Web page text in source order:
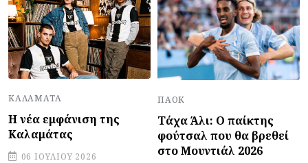
ΚΑΛΑΜΆΤΑ
Η νέα εμφάνιση της
Καλαμάτας
06 ΙΟΥΛΊΟΥ 2026
ΠΑΟΚ
Τάχα Άλι: Ο παίκτης
φούτσαλ που θα βρεθεί
στο Μουντιάλ 2026